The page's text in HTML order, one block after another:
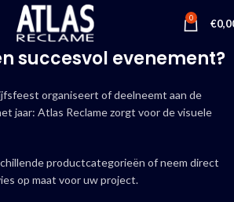
0 €
succesvol evenement?
organiseert of deelneemt aan de
jaar: Atlas Reclame zorgt voor de visuele
productcategorieën of neem direct
op maat voor uw project.